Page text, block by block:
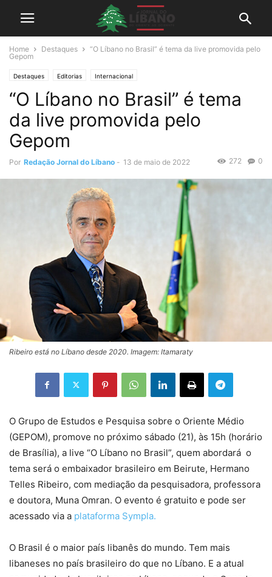
Home Destaques
“O Líbano no Brasil” é tema da live promovida pelo
Gepom
Destaques Editorias Internacional
“O Líbano no Brasil” é tema
da live promovida pelo
Gepom
Por Redação Jornal do Líbano - 13 de maio de 2022 0
272
Ribeiro está no Líbano desde 2020. Imagem: Itamaraty
O Grupo de Estudos e Pesquisa sobre o Oriente Médio
(GEPOM), promove no próximo sábado (21), às 15h (horário
de Brasília), a live “O Líbano no Brasil”, quem abordará o
tema será o embaixador brasileiro em Beirute, Hermano
Telles Ribeiro, com mediação da pesquisadora, professora
e doutora, Muna Omran. O evento é gratuito e pode ser
acessado via a plataforma Sympla.
O Brasil é o maior país libanês do mundo. Tem mais
libaneses no país brasileiro do que no Líbano. E a atual